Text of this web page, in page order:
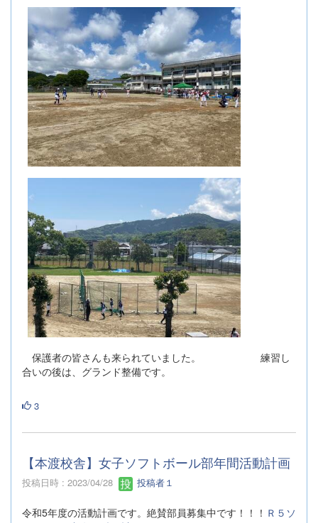
保護者の皆さんも来られていました。 練習し
合いの後は、グランド整備です。
3
【本渡校舎】女子ソフトボール部年間活動計画
投稿日時 : 2023/04/28 投稿者１
令和5年度の活動計画です。絶賛部員募集中です！！！ Ｒ５ソ